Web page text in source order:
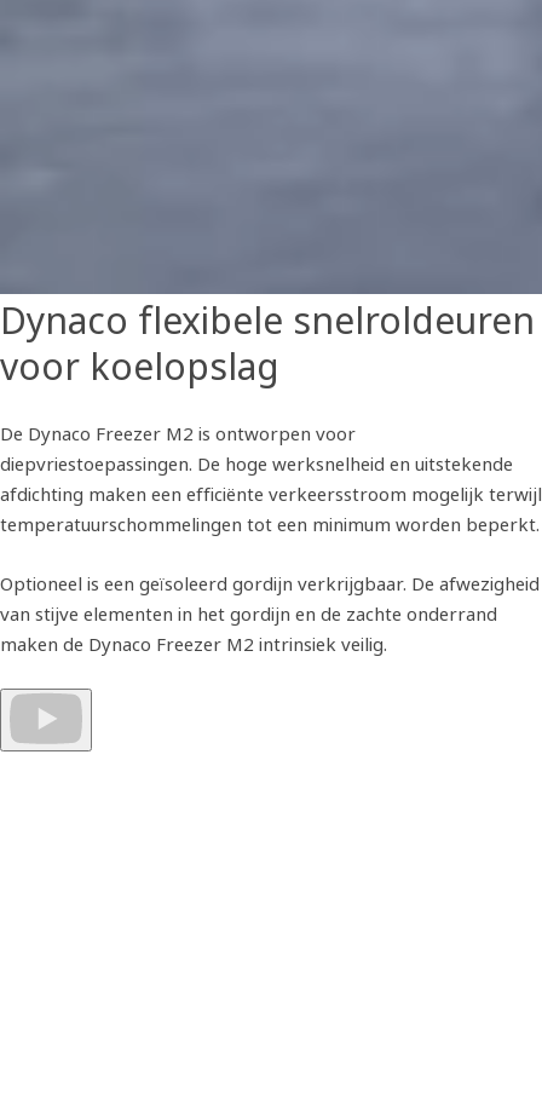
Dynaco flexibele snelroldeuren
voor koelopslag
De Dynaco Freezer M2 is ontworpen voor
diepvriestoepassingen. De hoge werksnelheid en uitstekende
afdichting maken een efficiënte verkeersstroom mogelijk terwijl
temperatuurschommelingen tot een minimum worden beperkt.
Optioneel is een geïsoleerd gordijn verkrijgbaar. De afwezigheid
van stijve elementen in het gordijn en de zachte onderrand
maken de Dynaco Freezer M2 intrinsiek veilig.